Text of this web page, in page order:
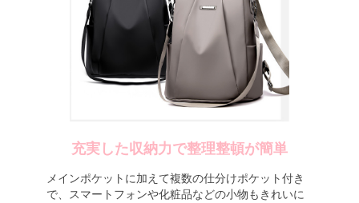
充実した収納力で整理整頓が簡単
メインポケットに加えて複数の仕分けポケット付き
で、スマートフォンや化粧品などの小物もきれいに